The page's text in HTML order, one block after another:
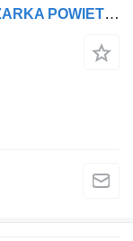
Mercedes-Benz KOMPRESOR SPRĘŻARKA POWIETRZA MERCEDES ACTROS MP4 A0021304215 pneumatische compressor voor trekker